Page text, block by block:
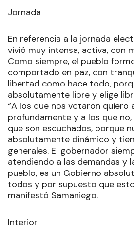
Jornada
En referencia a la jornada
vivió muy intensa, activa, con
Como siempre, el pueblo
comportado en paz, con
libertad como hace todo,
absolutamente libre y elige
“A los que nos votaron quiero
profundamente y a los que
que son escuchados, porque
absolutamente dinámico y
generales. El gobernador
atendiendo a las demandas y
pueblo, es un Gobierno
todos y por supuesto que
manifestó Samaniego.
Interior